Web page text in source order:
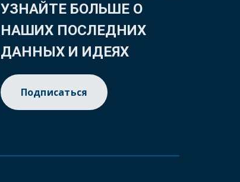
УЗНАЙТЕ БОЛЬШЕ О
НАШИХ ПОСЛЕДНИХ
ДАННЫХ И ИДЕЯХ
Подписаться